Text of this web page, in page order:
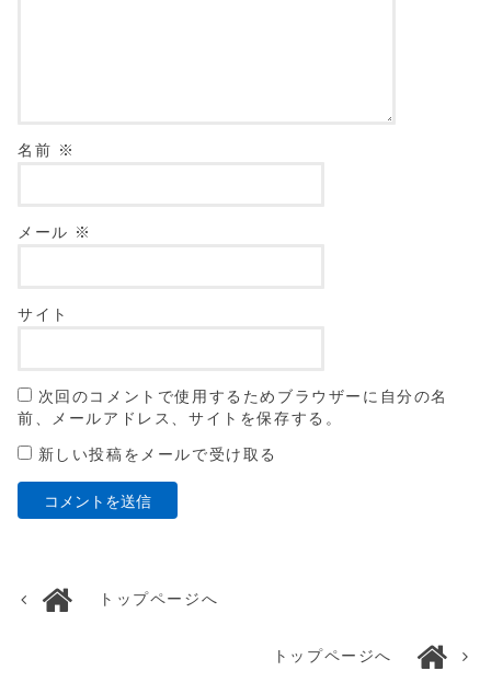
名前 ※
メール ※
サイト
次回のコメントで使用するためブラウザーに自分の名
前、メールアドレス、サイトを保存する。
新しい投稿をメールで受け取る
トップページへ
トップページへ